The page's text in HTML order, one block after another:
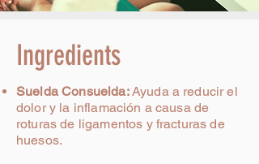
Ingredients
Suelda Consuelda:Ayuda a reducir el
dolor y la inflamación a causa de
roturas de ligamentos y fracturas de
huesos.